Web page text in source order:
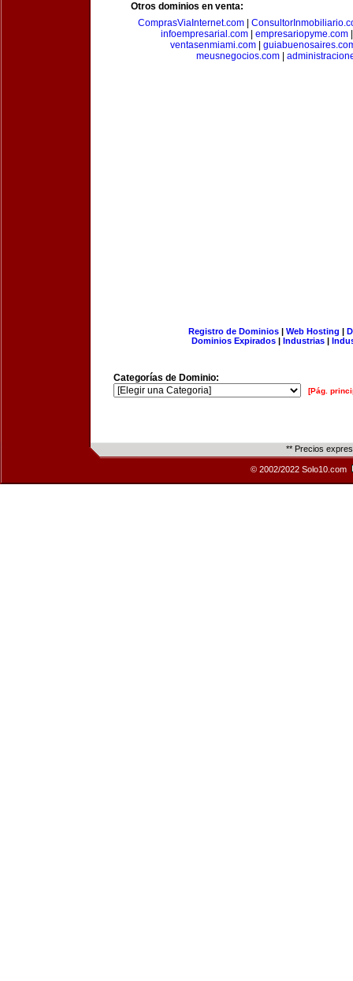
Otros dominios en venta:
ComprasViaInternet.com
infoempresarial.com| empresariopyme.com
ventasenmiami.com|
meusnegocios.com|
Registro de Dominios| Web Hosting |
Dominios Expirados | Industrias |
Categorías de Dominio:
[Pág.
** Precios
© 2002/2022 Solo10.com